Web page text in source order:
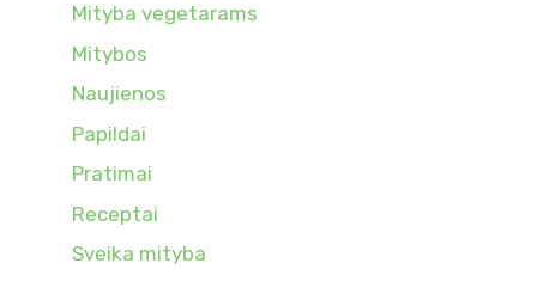
Mityba vegetarams
Mitybos
Naujienos
Papildai
Pratimai
Receptai
Sveika mityba